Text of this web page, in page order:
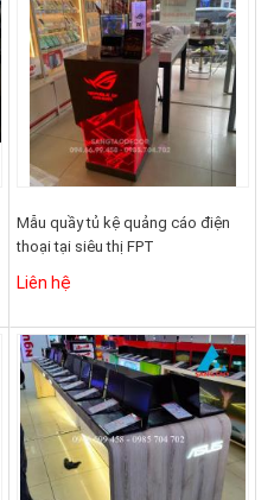
Mẫu quầy tủ kệ quảng cáo điện
thoại tại siêu thị FPT
Liên hệ